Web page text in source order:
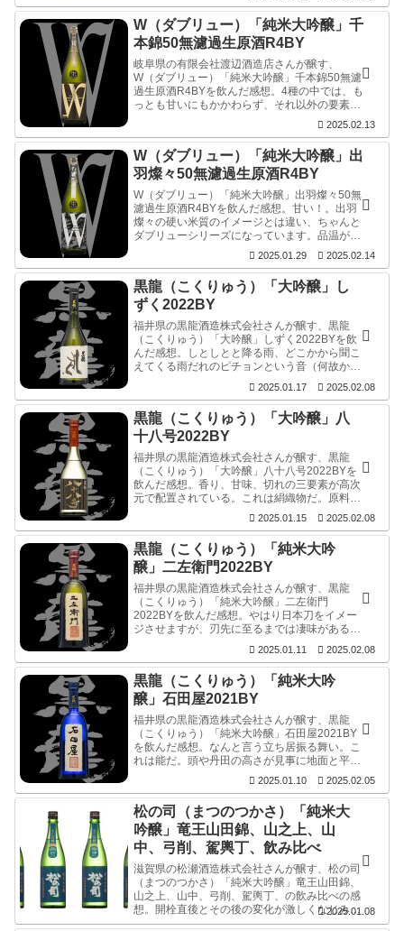
W（ダブリュー）「純米大吟醸」千
本錦50無濾過生原酒R4BY
岐阜県の有限会社渡辺酒造店さんが醸す、
W（ダブリュー）「純米大吟醸」千本錦50無濾
過生原酒R4BYを飲んだ感想。4種の中では、も
っとも甘いにもかかわらず、それ以外の要素は
持ちよく切れる。いや熟成していなければ、温
度が上がってももっとキレも良かったろう。旨
いっす。
2025.02.13
W（ダブリュー）「純米大吟醸」出
羽燦々50無濾過生原酒R4BY
W（ダブリュー）「純米大吟醸」出羽燦々50無
濾過生原酒R4BYを飲んだ感想。甘い！。出羽
燦々の硬い米質のイメージとは違い、ちゃんと
ダブリューシリーズになっています。品温が低
かったことも良かったのか？、結構な甘さなが
ら崩れていません。溶かしながらも、コメのネ
ガティブな部分を感じさせないのが素晴らし
い。後半は酸とのバランスも良く、余韻を見せ
つつ切れていきます。
2025.01.29 2025.02.14
黒龍（こくりゅう）「大吟醸」し
ずく2022BY
福井県の黒龍酒造株式会社さんが醸す、黒龍
（こくりゅう）「大吟醸」しずく2022BYを飲
んだ感想。しとしとと降る雨、どこかから聞こ
えてくる雨だれのピチョンという音（何故かこ
パチパチという音。目を閉じて楽しんでいる
と、そんな光景が思い浮かびます。
2025.01.17 2025.02.08
黒龍（こくりゅう）「大吟醸」八
十八号2022BY
福井県の黒龍酒造株式会社さんが醸す、黒龍
（こくりゅう）「大吟醸」八十八号2022BYを
飲んだ感想。香り、甘味、切れの三要素が高次
元で配置されている。これは絹織物だ。原料の
絹は、天然繊維では唯一無二のフィラメント
で、その断面は一対の三角形。円形ではなく三
角形だからこその光沢。そして肌触りと、この
軽さ。これぞ天然の奇跡。
2025.01.15 2025.02.08
黒龍（こくりゅう）「純米大吟
醸」二左衛門2022BY
福井県の黒龍酒造株式会社さんが醸す、黒龍
（こくりゅう）「純米大吟醸」二左衛門
2022BYを飲んだ感想。やはり日本刀をイメー
ジさせますが、刃先に至るまでは凄味があるほ
スパンと切れる。例年よりも酸は低く品格を感
じさせます。
2025.01.11 2025.02.08
黒龍（こくりゅう）「純米大吟
醸」石田屋2021BY
福井県の黒龍酒造株式会社さんが醸す、黒龍
（こくりゅう）「純米大吟醸」石田屋2021BY
を飲んだ感想。なんと言う立ち居振る舞い。こ
れは能だ。頭や丹田の高さが見事に地面と平行
ば、動画撮影時のジンバルはいらないかぁ？と
思わせるほど。
2025.01.10 2025.02.05
松の司（まつのつかさ）「純米大
吟醸」竜王山田錦、山之上、山
中、弓削、駕輿丁、飲み比べ
滋賀県の松瀬酒造株式会社さんが醸す、松の司
（まつのつかさ）「純米大吟醸」竜王山田錦、
山之上、山中、弓削、駕輿丁、の飲み比べの感
想。開栓直後とその後の変化が激しくなじみ具
合が面白い。
2025.01.08